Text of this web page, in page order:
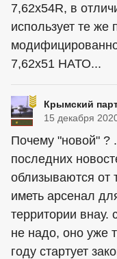
7,62х54R, в
использует те же
7,62х51 НАТО...
Крымский
15 декабря
Почему "новой" ?
последних
облизываются от
иметь арсенал
территории внау.
не надо, оно уже
году стартует